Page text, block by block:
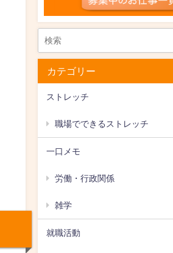
カテゴリー
ストレッチ
職場でできるストレッチ
一口メモ
労働・行政関係
雑学
就職活動